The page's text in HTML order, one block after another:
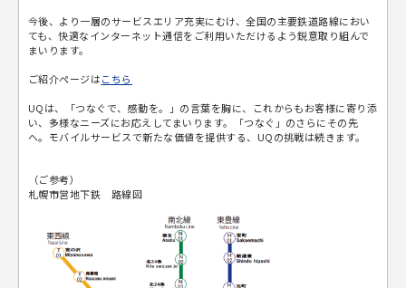
今後、より一層のサービスエリア充実にむけ、全国の主要鉄道路線におい
ても、快適なインターネット通信をご利用いただけるよう鋭意取り組んで
まいります。
ご紹介ページはこちら
UQは、「つなぐで、感動を。」の言葉を胸に、これからもお客様に寄り添
い、多様なニーズにお応えしてまいります。「つなぐ」のさらにその先
へ。モバイルサービスで新たな価値を提供する、UQの挑戦は続きます。
（ご参考）
札幌市営地下鉄 路線図